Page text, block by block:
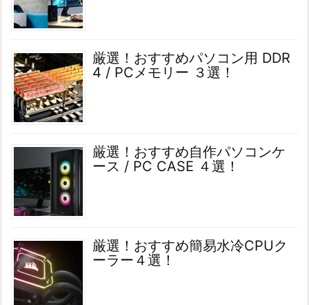
厳選！おすすめパソコン用 DDR
4 / PCメモリー ３選！
厳選！おすすめ自作パソコンケ
ース / PC CASE ４選！
厳選！おすすめ簡易水冷CPUク
ーラー４選！